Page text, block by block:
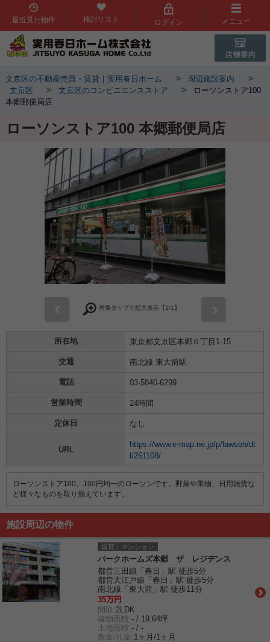
最近見た物件 検討リスト ログイン メニュー
文京区の不動産売買・賃貸｜実用春日ホーム > 周辺施設案内 >
文京区 > 文京区のコンビニエンスストア >
ローソンストア100
本郷郵便局店
ローソンストア100 本郷郵便局店
画像タップで拡大表示【 1/1】
所在地 東京都文京区本郷６丁目1-15
交通 南北線 東大前駅
電話 03-5840-6299
営業時間 24時間
定休日 なし
URL
https://www.e-map.ne.jp/p/lawson/dt
l/261108/
ローソンストア100、100円均一のローソンです。野菜や果物、日用雑貨な
ど様々なものを取り揃えています。
施設周辺の物件
賃貸｜マンション
パークホームズ本郷 ザ レジデンス
都営三田線「春日」駅 徒歩5分
都営大江戸線「春日」駅 徒歩5分
南北線「東大前」駅 徒歩11分
35万円
間取: 2LDK
建物面積:- / 19.64坪
土地面積:- / -
敷金/礼金: 1ヶ月/1ヶ月